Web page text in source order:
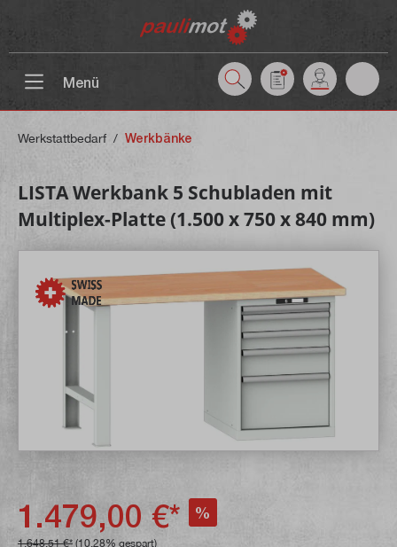
Menü
Werkstattbedarf / Werkbänke
LISTA Werkbank 5 Schubladen mit
Multiplex-Platte (1.500 x 750 x 840 mm)
1.479,00 €* %
1.648,51 €* (10.28% gespart)